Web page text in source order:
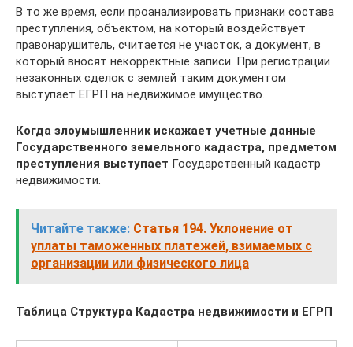
В то же время, если проанализировать признаки состава
преступления, объектом, на который воздействует
правонарушитель, считается не участок, а документ, в
который вносят некорректные записи. При регистрации
незаконных сделок с землей таким документом
выступает ЕГРП на недвижимое имущество.
Когда злоумышленник искажает учетные данные
Государственного земельного кадастра, предметом
преступления выступает Государственный кадастр
недвижимости.
Читайте также: Статья 194. Уклонение от
уплаты таможенных платежей, взимаемых с
организации или физического лица
Таблица Структура Кадастра недвижимости и ЕГРП